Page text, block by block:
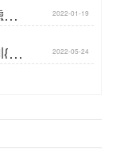
2022-01-19
丹 2022-05-24